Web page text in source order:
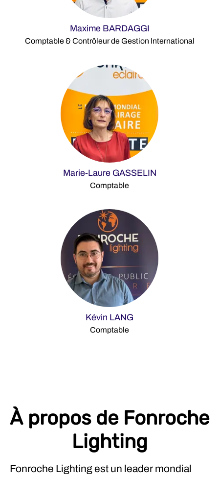
Maxime BARDAGGI
Comptable & Contrôleur de Gestion International
Marie-Laure GASSELIN
Comptable
Kévin LANG
Comptable
À propos de Fonroche
Lighting
Fonroche Lighting est un leader mondial